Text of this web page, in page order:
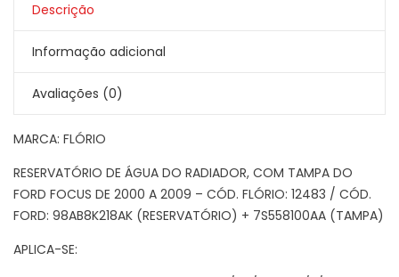
Descrição
Informação adicional
Avaliações (0)
MARCA: FLÓRIO
RESERVATÓRIO DE ÁGUA DO RADIADOR, COM TAMPA DO
FORD FOCUS DE 2000 A 2009 – CÓD. FLÓRIO: 12483 / CÓD.
FORD: 98AB8K218AK (RESERVATÓRIO) + 7S558100AA (TAMPA)
APLICA-SE: